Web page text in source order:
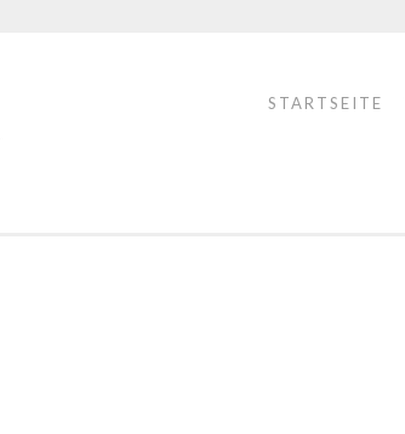
STARTSEITE